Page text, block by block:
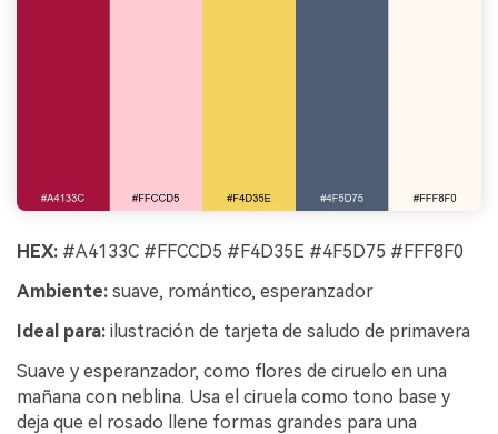
HEX: #A4133C #FFCCD5 #F4D35E #4F5D75 #FFF8F0
Ambiente: suave, romántico, esperanzador
Ideal para: ilustración de tarjeta de saludo de primavera
Suave y esperanzador, como flores de ciruelo en una
mañana con neblina. Usa el ciruela como tono base y
deja que el rosado llene formas grandes para una